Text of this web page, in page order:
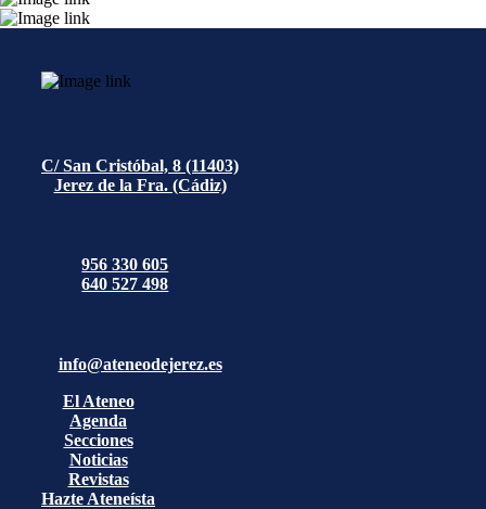
C/ San Cristóbal, 8 (11403)
Jerez de la Fra. (Cádiz)
956 330 605
640 527 498
info@ateneodejerez.es
El Ateneo
Agenda
Secciones
Noticias
Revistas
Hazte Ateneísta